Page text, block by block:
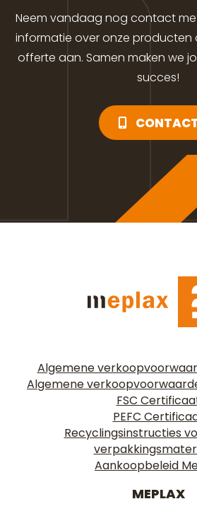
Neem vandaag nog contact
informatie over onze producten
offerte aan. Samen maken we
succes!
Algemene
Algemene
FSC
PEFC
Recyclingsinstructies
Aankoopbeleid
MEPLAX